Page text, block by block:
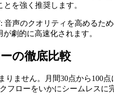
を強く推奨します。
音声のクオリティを高めるた
劇的に高速化されます。
の徹底比較
ません。月間30点から100
フローをいかにシームレスに